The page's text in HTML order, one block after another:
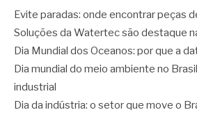
Evite paradas: onde encontrar peças
Soluções da Watertec são destaque
Dia Mundial dos Oceanos: por que a
Dia mundial do meio ambiente no
industrial
Dia da indústria: o setor que move o